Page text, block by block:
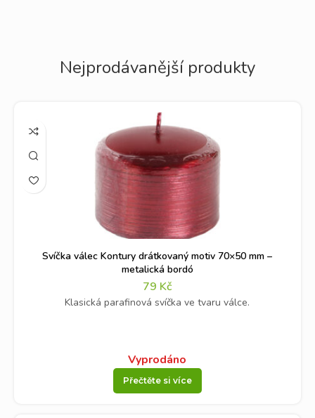
Nejprodávanější produkty
Svíčka válec Kontury drátkovaný motiv 70×50 mm –
metalická bordó
79 Kč
Klasická parafinová svíčka ve tvaru válce.
Vyprodáno
Přečtěte si více